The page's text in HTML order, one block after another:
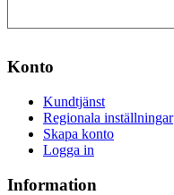
Konto
Kundtjänst
Regionala inställningar
Skapa konto
Logga in
Information